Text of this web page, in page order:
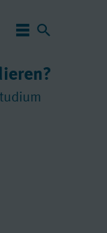
Navigation